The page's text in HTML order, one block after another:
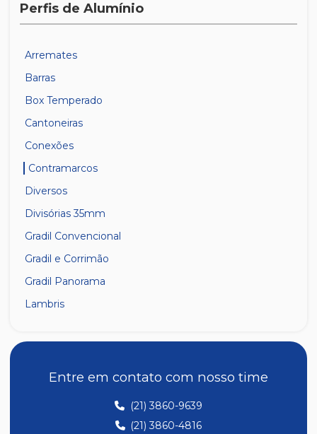
Perfis de Alumínio
Arremates
Barras
Box Temperado
Cantoneiras
Conexões
Contramarcos
Diversos
Divisórias 35mm
Gradil Convencional
Gradil e Corrimão
Gradil Panorama
Lambris
Linha 25Entre em contato com nosso time
(21) 3860-9639
(21) 3860-4816